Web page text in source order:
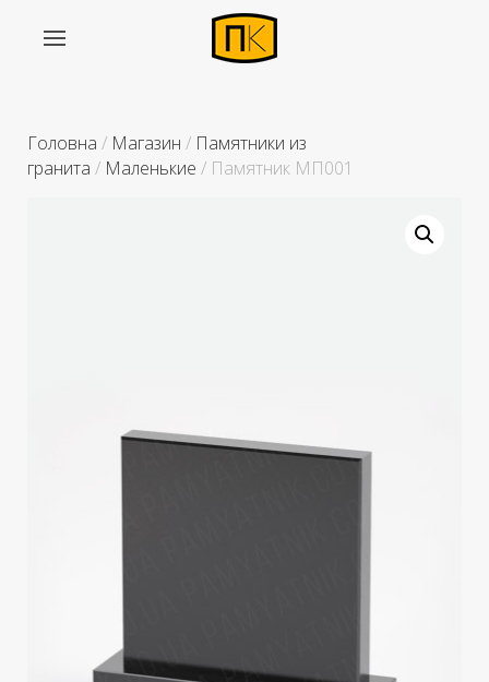
Головна / Магазин / Памятники из
гранита / Маленькие / Памятник МП001